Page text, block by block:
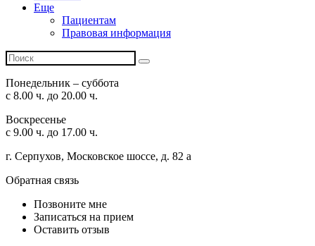
Еще
Пациентам
Правовая информация
Понедельник – суббота
с 8.00 ч. до 20.00 ч.
Воскресенье
с 9.00 ч. до 17.00 ч.
г. Серпухов, Московское шоссе, д. 82 а
Обратная связь
Позвоните мне
Записаться на прием
Оставить отзыв